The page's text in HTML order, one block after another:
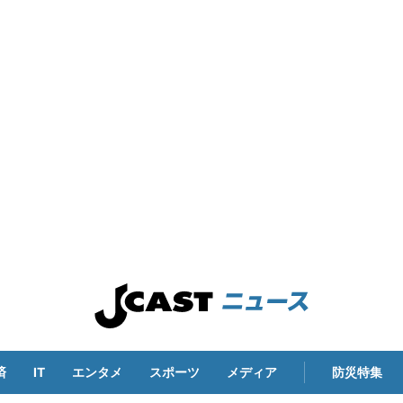
IT エンタメ スポーツ メディア 防災特集